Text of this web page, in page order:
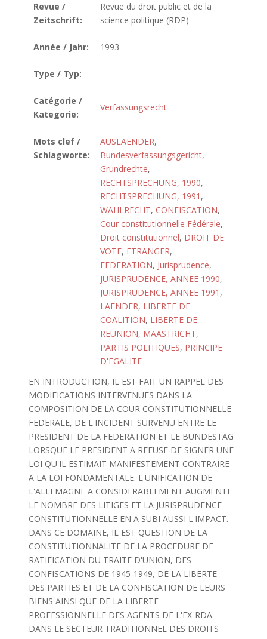
Revue /
Zeitschrift:
Revue du droit public et de la
science politique (RDP)
Année / Jahr: 1993
Type / Typ:
Catégorie /
Kategorie:
Verfassungsrecht
Mots clef /
Schlagworte:
AUSLAENDER,
Bundesverfassungsgericht,
Grundrechte,
RECHTSPRECHUNG, 1990,
RECHTSPRECHUNG, 1991 ,
WAHLRECHT, CONFISCATION,
Cour constitutionnelle Fédérale,
Droit constitutionnel, DROIT DE
VOTE, ETRANGER,
FEDERATION, Jurisprudence,
JURISPRUDENCE, ANNEE 1990,
JURISPRUDENCE, ANNEE 1991 ,
LAENDER, LIBERTE DE
COALITION, LIBERTE DE
REUNION, MAASTRICHT,
PARTIS POLITIQUES, PRINCIPE
D'EGALITE
EN INTRODUCTION, IL EST FAIT UN RAPPEL DES
MODIFICATIONS INTERVENUES DANS LA
COMPOSITION DE LA COUR CONSTITUTIONNELLE
FEDERALE, DE L'INCIDENT SURVENU ENTRE LE
PRESIDENT DE LA FEDERATION ET LE BUNDESTAG
LORSQUE LE PRESIDENT A REFUSE DE SIGNER UNE
LOI QU'IL ESTIMAIT MANIFESTEMENT CONTRAIRE
A LA LOI FONDAMENTALE. L'UNIFICATION DE
L'ALLEMAGNE A CONSIDERABLEMENT AUGMENTE
LE NOMBRE DES LITIGES ET LA JURISPRUDENCE
CONSTITUTIONNELLE EN A SUBI AUSSI L'IMPACT.
DANS CE DOMAINE, IL EST QUESTION DE LA
CONSTITUTIONNALITE DE LA PROCEDURE DE
RATIFICATION DU TRAITE D'UNION, DES
CONFISCATIONS DE 1945-1949, DE LA LIBERTE
DES PARTIES ET DE LA CONFISCATION DE LEURS
BIENS AINSI QUE DE LA LIBERTE
PROFESSIONNELLE DES AGENTS DE L'EX-RDA.
DANS LE SECTEUR TRADITIONNEL DES DROITS